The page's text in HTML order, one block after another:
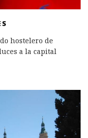
hostelero de
a la capital